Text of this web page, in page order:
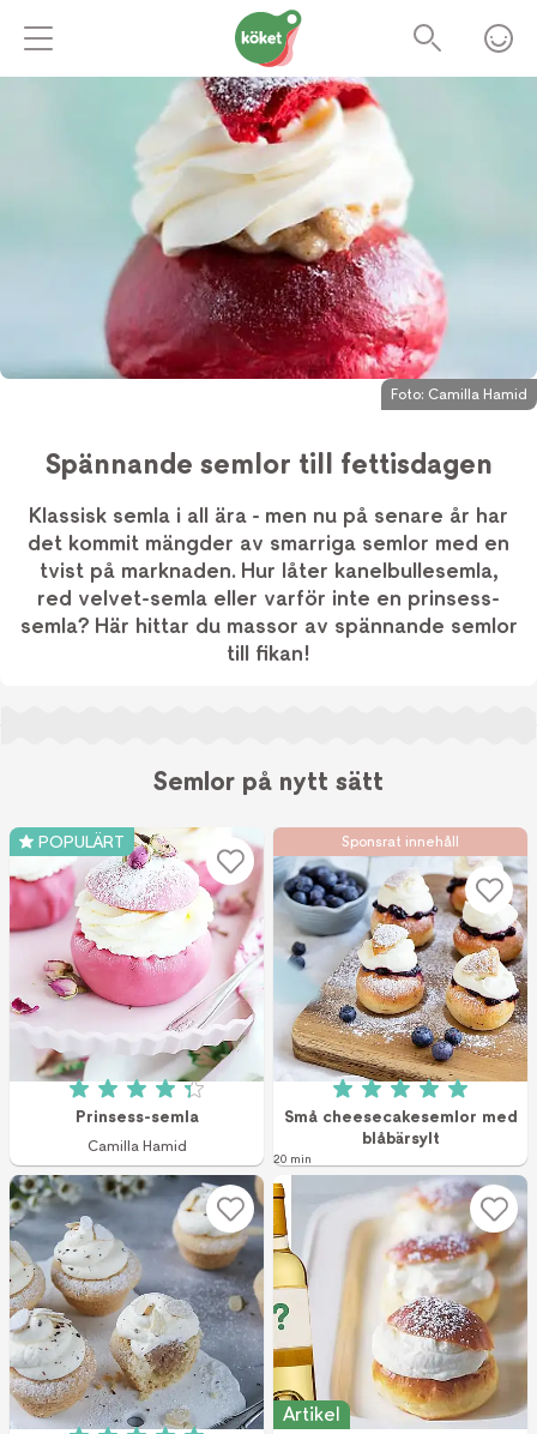
Foto: Camilla Hamid
Spännande semlor till fettisdagen
Klassisk semla i all ära - men nu på senare år har
det kommit mängder av smarriga semlor med en
tvist på marknaden. Hur låter kanelbullesemla,
red velvet-semla eller varför inte en prinsess-
semla? Här hittar du massor av spännande semlor
till fikan!
Semlor på nytt sätt
POPULÄRT
Betyg: 4.3 av 5 (88 röster)
Prinsess-semla
Camilla Hamid
Sponsrat innehåll
Betyg: 5 av 5 (5
Små cheesecakesemlor med
blåbärsylt
20 min
Artikel